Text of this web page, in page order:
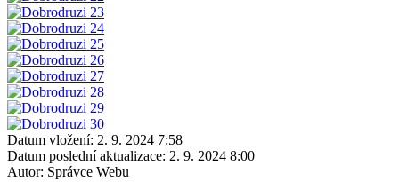
Datum vložení: 2. 9. 2024 7:58
Datum poslední aktualizace: 2. 9. 2024 8:00
Autor: Správce Webu